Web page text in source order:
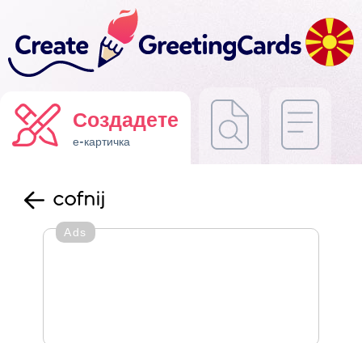
Создадете
е-картичка
cofnij
Ads